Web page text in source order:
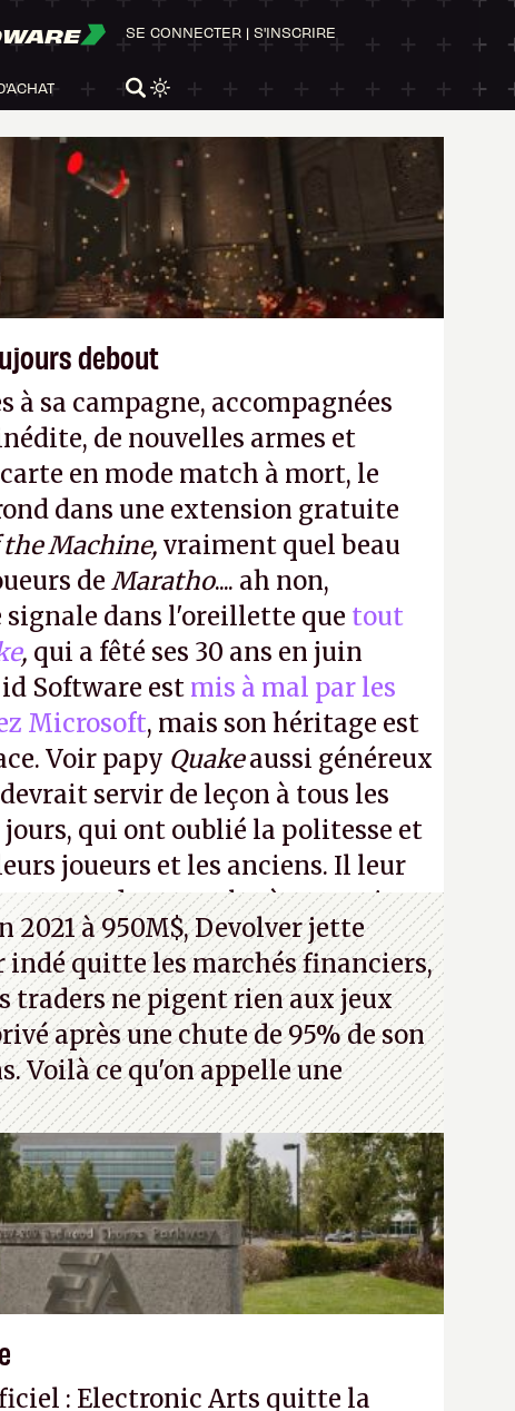
SE CONNECTER | S'INSCRIRE
debout
à sa campagne, accompagnées
de nouvelles armes et
en mode match à mort, le
dans une extension gratuite
Machine, vraiment quel beau
de Maratho.... ah non,
dans l'oreillette que tout
, qui a fêté ses 30 ans en juin
Software est mis à mal par les
Microsoft, mais son héritage est
Voir papy Quakeaussi généreux
servir de leçon à tous les
jours, qui ont oublié la politesse et
joueurs et les anciens. Il leur
guerre des consoles à ces petits
2021 à 950M$, Devolver jette
indé quitte les marchés financiers,
traders ne pigent rien aux jeux
après une chute de 95% de son
Voilà ce qu'on appelle une
: Electronic Arts quitte la